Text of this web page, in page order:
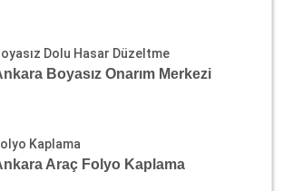
Dolu Hasar Düzeltme
Boyasız Onarım Merkezi
Kaplama
Araç Folyo Kaplama